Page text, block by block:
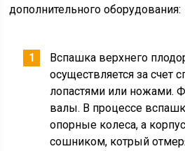
дополнительного оборудования:
Вспашка верхнего
осуществляется за счет
лопастями или ножами.
валы. В процессе
опорные колеса, а
сошником, котрый